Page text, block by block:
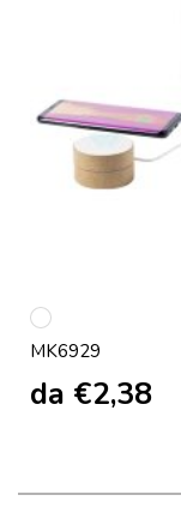
S/C
MK6929
da €2,38